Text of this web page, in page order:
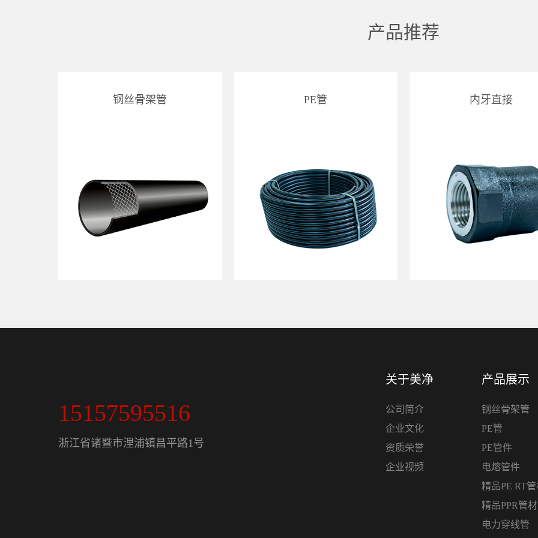
产品推荐
钢丝骨架管 PE管 内牙直接
15157595516
浙江省诸暨市浬浦镇昌平路1号
关于美净
公司简介
企业文化
资质荣誉
企业视频
产品展示
钢丝骨架管
PE管
PE管件
电熔管件
精品PE RT
精品PPR管
电力穿线管